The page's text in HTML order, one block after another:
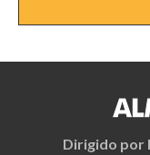
Dirigido por